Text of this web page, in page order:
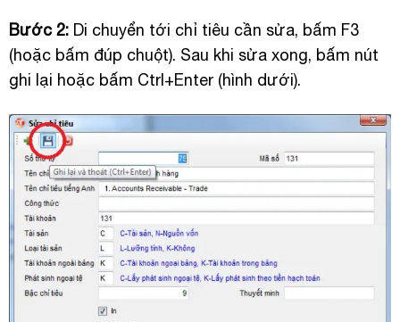
Bước 2:Di chuyển tới chỉ tiêu cần sửa, bấm F3
(hoặc bấm đúp chuột). Sau khi sửa xong, bấm nút
ghi lại hoặc bấm Ctrl+Enter (hình dưới).